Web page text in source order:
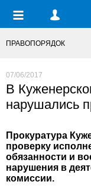
ПРАВОПОРЯДОК
07/06/2017
В
нарушались
Прокуратура
проверку
обязанности и
нарушения в
комиссии.